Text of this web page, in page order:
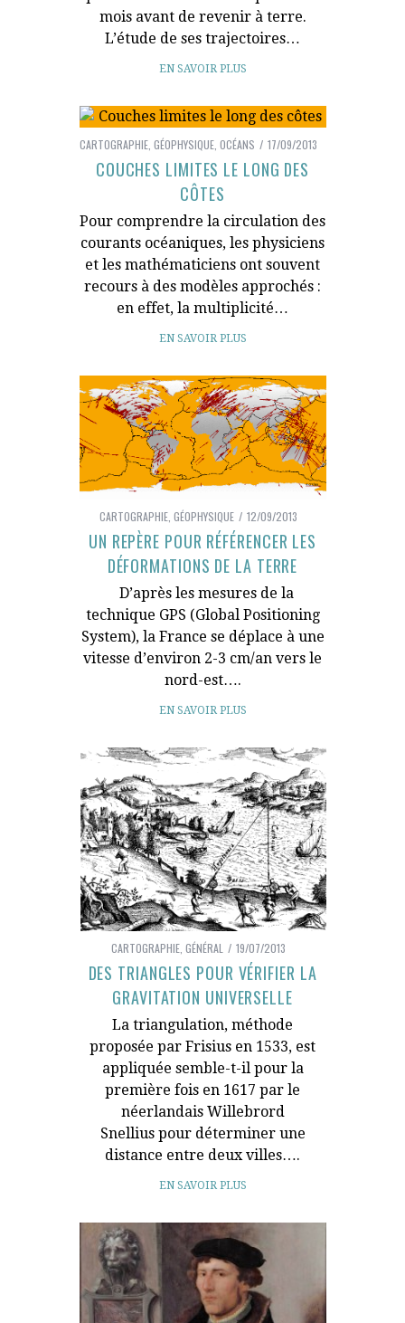
mois avant de revenir à terre.
L’étude de ses trajectoires…
EN SAVOIR PLUS
CARTOGRAPHIE, GÉOPHYSIQUE, OCÉANS 17/09/2013
COUCHES LIMITES LE LONG DES
CÔTES
Pour comprendre la circulation des
courants océaniques, les physiciens
et les mathématiciens ont souvent
recours à des modèles approchés :
en effet, la multiplicité…
EN SAVOIR PLUS
CARTOGRAPHIE, GÉOPHYSIQUE 12/09/2013
UN REPÈRE POUR RÉFÉRENCER LES
DÉFORMATIONS DE LA TERRE
D’après les mesures de la
technique GPS (Global Positioning
System), la France se déplace à une
vitesse d’environ 2-3 cm/an vers le
nord-est….
EN SAVOIR PLUS
CARTOGRAPHIE, GÉNÉRAL 19/07/2013
DES TRIANGLES POUR VÉRIFIER LA
GRAVITATION UNIVERSELLE
La triangulation, méthode
proposée par Frisius en 1533, est
appliquée semble-t-il pour la
première fois en 1617 par le
néerlandais Willebrord
Snellius pour déterminer une
distance entre deux villes….
EN SAVOIR PLUS